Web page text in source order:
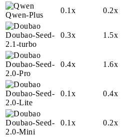
Qwen-Plus
0.1x 0.2x
Doubao-Seed-
2.1-turbo
0.3x 1.5x
Doubao-Seed-
2.0-Pro
0.4x 1.6x
Doubao-Seed-
2.0-Lite
0.1x 0.4x
Doubao-Seed-
2.0-Mini
0.1x 0.2x